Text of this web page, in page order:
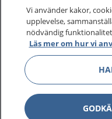
vårdärenden. Ring
sjukvårdsrådgivning
1177 ger dig råd när
Vi använder kakor,
upplevelse,
nödvändig
Läs mer om hur vi